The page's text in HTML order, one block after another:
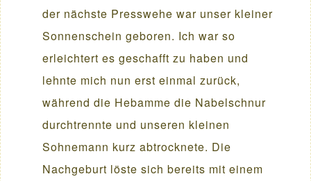
der nächste Presswehe war unser kleiner
Sonnenschein geboren. Ich war so
erleichtert es geschafft zu haben und
lehnte mich nun erst einmal zurück,
während die Hebamme die Nabelschnur
durchtrennte und unseren kleinen
Sohnemann kurz abtrocknete. Die
Nachgeburt löste sich bereits mit einem